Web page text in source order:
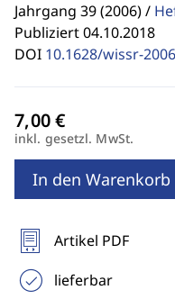
Jahrgang 39 (2006) /
Publiziert 04.10.2018
DOI 10.1628/wissr-
inkl. gesetzl. MwSt.
In den Warenkorb
Artikel PDF
lieferbar